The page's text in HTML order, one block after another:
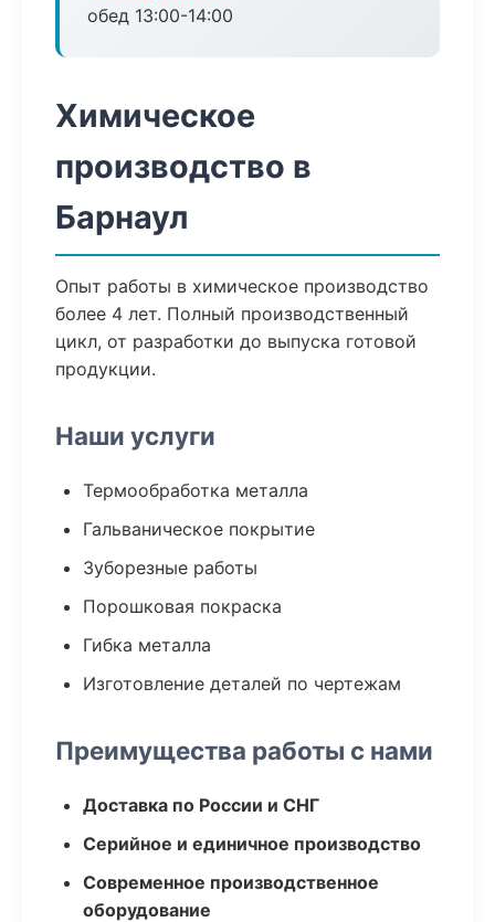
обед 13:00-14:00
Химическое
производство в
Барнаул
Опыт работы в химическое производство
более 4 лет. Полный производственный
цикл, от разработки до выпуска готовой
продукции.
Наши услуги
Термообработка металла
Гальваническое покрытие
Зуборезные работы
Порошковая покраска
Гибка металла
Изготовление деталей по чертежам
Преимущества работы с нами
Доставка по России и СНГ
Серийное и единичное производство
Современное производственное
оборудование